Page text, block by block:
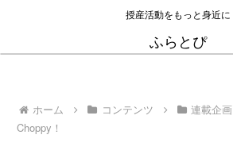
授産活動をもっと身近に
ふらとぴ
ホーム コンテンツ 連載企画
Choppy！